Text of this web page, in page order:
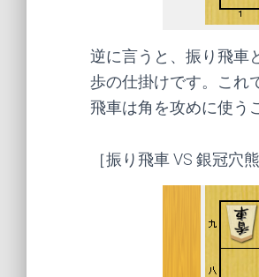
逆に言うと、振り飛車
歩の仕掛けです。これ
飛車は角を攻めに使う
［振り飛車 VS 銀冠穴